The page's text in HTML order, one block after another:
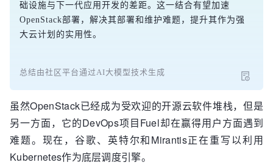
础设施与下一代应用开发的差距。这一结合有望加速
OpenStack部署，解决其部署和维护难题，提升其作为强
大云计划的实用性。
总结由社区平台通过AI大模型技术生成
虽然OpenStack已经成为受欢迎的开源云软件堆栈，但是
另一方面，它的DevOps项目Fuel却在赢得用户方面遇到
难题。现在，谷歌、英特尔和Mirantis正在重写以利用
Kubernetes作为底层调度引擎。